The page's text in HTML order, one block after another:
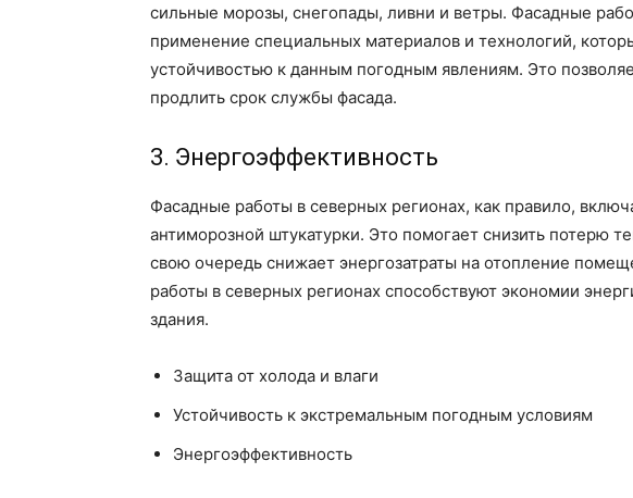
сильные морозы, снегопады, ливни и ветры. Фасадные
применение специальных материалов и технологий,
устойчивостью к данным погодным явлениям. Это
продлить срок службы фасада.
3. Энергоэффективность
Фасадные работы в северных регионах, как правило,
антиморозной штукатурки. Это помогает снизить потерю
свою очередь снижает энергозатраты на отопление
работы в северных регионах способствуют экономии
здания.
Защита от холода и влаги
Устойчивость к экстремальным погодным условиям
Энергоэффективность